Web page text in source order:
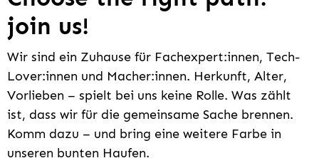
join us!
Wir sind ein Zuhause für Fachexpert:innen, Tech-
Lover:innen und Macher:innen. Herkunft, Alter,
Vorlieben – spielt bei uns keine Rolle. Was zählt
ist, dass wir für die gemeinsame Sache brennen.
Komm dazu – und bring eine weitere Farbe in
unseren bunten Haufen.